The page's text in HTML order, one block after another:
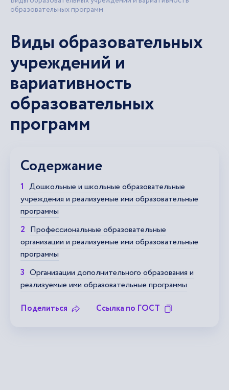
образовательных программ
Виды образовательных
учреждений и
вариативность
образовательных
программ
Содержание
Дошкольные и школьные образовательные
учреждения и реализуемые ими образовательные
программы
Профессиональные образовательные
организации и реализуемые ими образовательные
программы
Организации дополнительного образования и
реализуемые ими образовательные программы
Поделиться
Ссылка по ГОСТ